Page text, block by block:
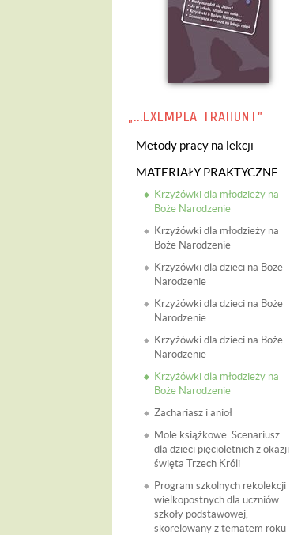
„...EXEMPLA TRAHUNT”
Metody pracy na lekcji
MATERIAŁY PRAKTYCZNE
Krzyżówki dla młodzieży na
Boże Narodzenie
Krzyżówki dla młodzieży na
Boże Narodzenie
Krzyżówki dla dzieci na Boże
Narodzenie
Krzyżówki dla dzieci na Boże
Narodzenie
Krzyżówki dla dzieci na Boże
Narodzenie
Krzyżówki dla młodzieży na
Boże Narodzenie
Zachariasz i anioł
Mole książkowe. Scenariusz
dla dzieci pięcioletnich z okazji
święta Trzech Króli
Program szkolnych rekolekcji
wielkopostnych dla uczniów
szkoły podstawowej,
skorelowany z tematem roku